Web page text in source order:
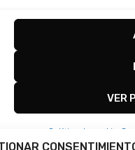
VER
Política de cookies
Rambla de